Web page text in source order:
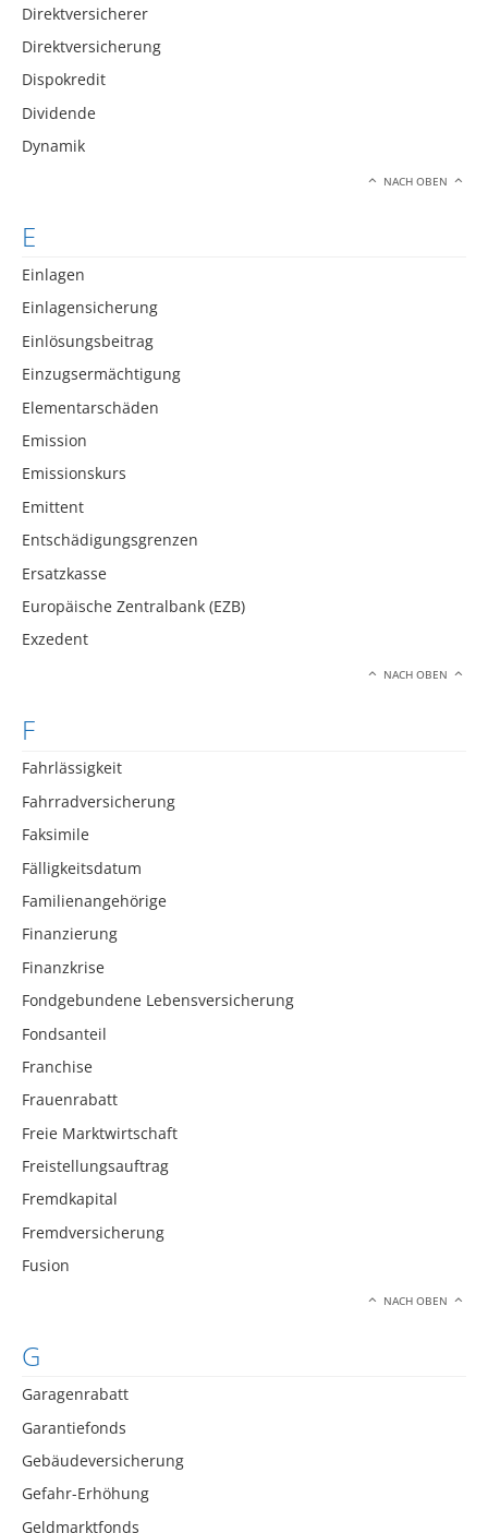
Direktversicherer
Direktversicherung
Dispokredit
Dividende
Dynamik
NACH OBEN
E
Einlagen
Einlagensicherung
Einlösungsbeitrag
Einzugsermächtigung
Elementarschäden
Emission
Emissionskurs
Emittent
Entschädigungsgrenzen
Ersatzkasse
Europäische Zentralbank (EZB)
Exzedent
NACH OBEN
F
Fahrlässigkeit
Fahrradversicherung
Faksimile
Fälligkeitsdatum
Familienangehörige
Finanzierung
Finanzkrise
Fondgebundene Lebensversicherung
Fondsanteil
Franchise
Frauenrabatt
Freie Marktwirtschaft
Freistellungsauftrag
Fremdkapital
Fremdversicherung
Fusion
NACH OBEN
G
Garagenrabatt
Garantiefonds
Gebäudeversicherung
Gefahr-Erhöhung
Geldmarktfonds